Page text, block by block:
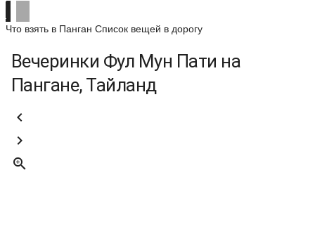
Что взять в Панган Список вещей в дорогу
Вечеринки Фул Мун Пати на
Пангане, Тайланд


